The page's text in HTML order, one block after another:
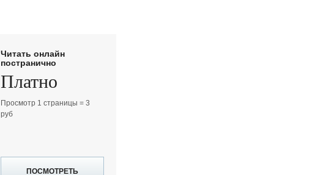
Читать онлайн
постранично
Платно
Просмотр 1 страницы = 3
руб
ПОСМОТРЕТЬ